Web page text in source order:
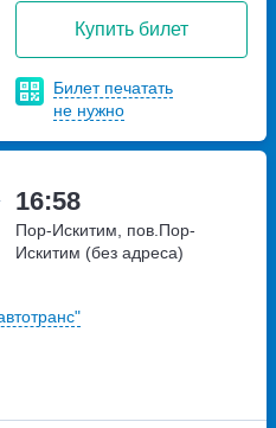
Купить билет
Билет печатать
не нужно
16:58
Пор-Искитим, пов.Пор-
Искитим (без адреса)